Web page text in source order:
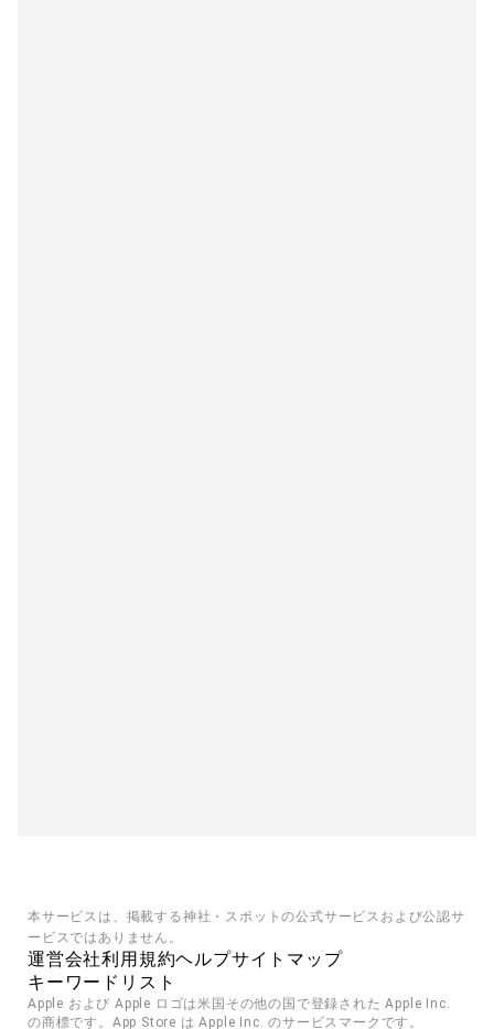
本サービスは、掲載する神社・スポットの公式サービスおよび公認サ
ービスではありません。
運営会社利用規約ヘルプサイトマップ
キーワードリスト
Apple および Apple ロゴは米国その他の国で登録された Apple Inc.
の商標です。App Store は Apple Inc. のサービスマークです。